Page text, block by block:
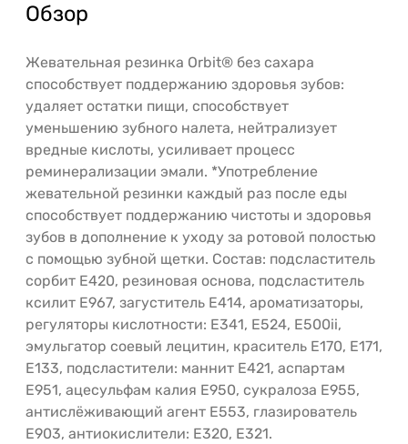
Обзор
Жевательная резинка Orbit® без сахара
способствует поддержанию здоровья зубов:
удаляет остатки пищи, способствует
уменьшению зубного налета, нейтрализует
вредные кислоты, усиливает процесс
реминерализации эмали. *Употребление
жевательной резинки каждый раз после еды
способствует поддержанию чистоты и здоровья
зубов в дополнение к уходу за ротовой полостью
с помощью зубной щетки. Состав: подсластитель
сорбит E420, резиновая основа, подсластитель
ксилит E967, загуститель E414, ароматизаторы,
регуляторы кислотности: E341, E524, E500ii,
эмульгатор соевый лецитин, краситель E170, E171,
E133, подсластители: маннит E421, аспартам
E951, ацесульфам калия E950, сукралоза E955,
антислёживающий агент E553, глазирователь
E903, антиокислители: E320, E321.